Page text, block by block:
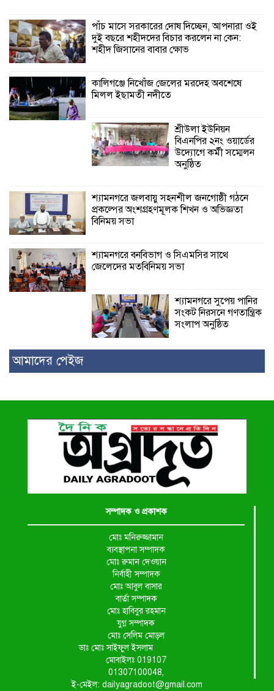
শ্যামনগরে জলবায়ু সহনশীল জনগোষ্ঠী গঠনে
পাঁচ মাসে সরকারের দোষ দিচ্ছেন, আপনারা ওই
দুই বছরে শহীদদের বিচার করলেন না কেন:
শহীদ জিসানের বাবার ক্ষোভ
কালিগঞ্জে নিখোঁজ জেলের মরদেহ অবশেষে
মিলল ইছামতী নদীতে
শ্রীউলা ইউনিয়ন
বিএনপির ২নং ওয়ার্ডের
উদ্যোগে কর্মী সম্মেলন
অনুষ্ঠিত
শ্যামনগরে জলবায়ু সহনশীল জনগোষ্ঠী গঠনে
প্রকল্পের অংশগ্রহণমূলক শিখন ও অভিজ্ঞতা
বিনিময় সভা
শ্যামনগরে বনবিভাগ ও সিএমসির সাথে
জেলেদের মতবিনিময় সভা
শ্যামনগরে সুপেয় পানির
সংকট নিরসনে গণতান্ত্রিক
সংলাপ অনুষ্ঠিত
আমাদের পেইজ
সম্পাদক ও প্রকাশক
মোঃ মনিরুজ্জামান
ব্যবস্থাপনা সম্পাদক
মোঃ রুমান দেওয়ান
নির্বাহী সম্পাদক
মোঃ আবুল বাসার
বার্তা সম্পাদক
মোঃ হাবিবুর রহমান
যুগ্ন সম্পাদক
মোঃ সেলিম মোড়ল
ডাঃ মোঃ সাইফুল ইসলাম
মোবাইলঃ 019107
01307100048,
ই-মেইল: dailyagradoot@gmail.com